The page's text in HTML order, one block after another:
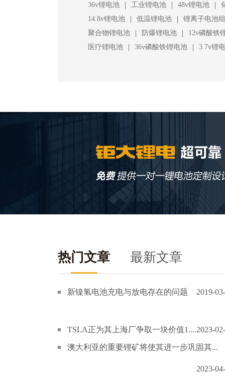
36v锂电池 | 工业锂电池 | 48v锂电池 |
14.8v锂电池
| 低温锂电池 |
锂离子电池组
聚合物锂电池
| 防爆锂电池 |
12v磷酸铁
医疗锂电池
| 36v磷酸铁锂电池 | 3.7v锂
热门文章 最新文章
新镍氢电池充电与放电存在的问题 2019-
TSLA正为其上海厂争取一块价值1....2023-
澳大利亚的重要锂矿将使其进一步巩固其...
2023-